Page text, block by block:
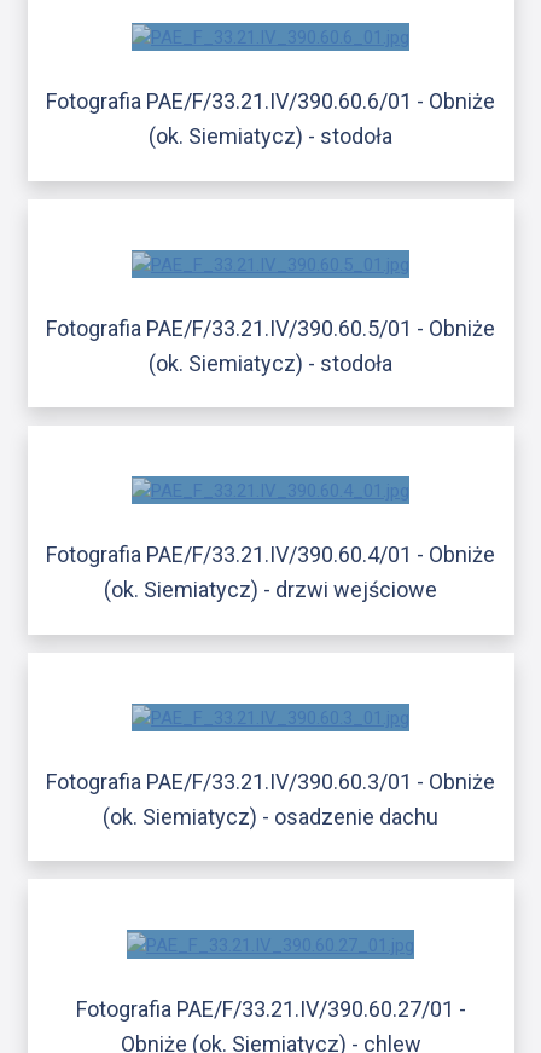
Fotografia PAE/F/33.21.IV/390.60.6/01 - Obniże
(ok. Siemiatycz) - stodoła
Fotografia PAE/F/33.21.IV/390.60.5/01 - Obniże
(ok. Siemiatycz) - stodoła
Fotografia PAE/F/33.21.IV/390.60.4/01 - Obniże
(ok. Siemiatycz) - drzwi wejściowe
Fotografia PAE/F/33.21.IV/390.60.3/01 - Obniże
(ok. Siemiatycz) - osadzenie dachu
Fotografia PAE/F/33.21.IV/390.60.27/01 -
Obniże (ok. Siemiatycz) - chlew